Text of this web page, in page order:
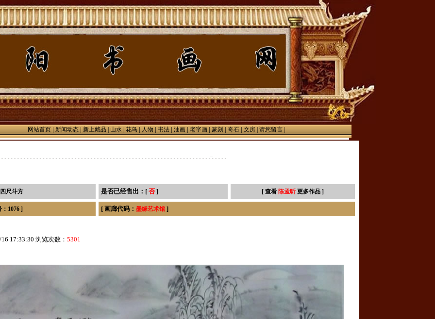
网站首页|新闻动态|新上藏品| 山水 |花鸟|人物|书法|油画|老字画|篆刻|奇石|文房 请您留言 |
尺斗方 是否已经售出：[ 否] [ 查看 陈孟昕 更多作品 ]
1076 ] [ 画廊代码： 墨缘艺术馆 ]
17:33:30 浏览次数： 5301